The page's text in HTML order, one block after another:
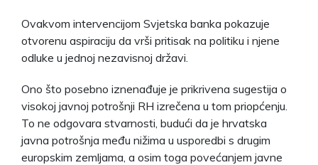
Ovakvom intervencijom Svjetska banka pokazuje
otvorenu aspiraciju da vrši pritisak na politiku i njene
odluke u jednoj nezavisnoj državi.
Ono što posebno iznenađuje je prikrivena sugestija o
visokoj javnoj potrošnji RH izrečena u tom priopćenju.
To ne odgovara stvarnosti, budući da je hrvatska
javna potrošnja među nižima u usporedbi s drugim
europskim zemljama, a osim toga povećanjem javne